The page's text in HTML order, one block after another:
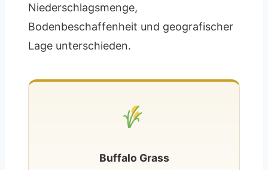
Niederschlagsmenge,
Bodenbeschaffenheit und geografischer
Lage unterschieden.
Buffalo Grass